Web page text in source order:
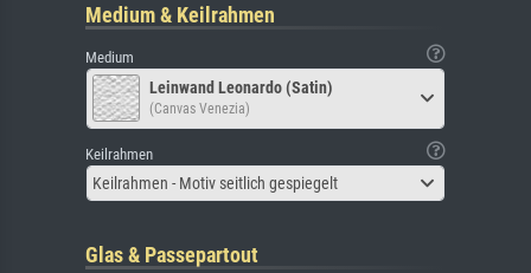
Medium & Keilrahmen
Medium
Leinwand Leonardo (Satin)
(Canvas Venezia)
Keilrahmen
Keilrahmen - Motiv seitlich gespiegelt
Glas & Passepartout